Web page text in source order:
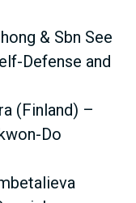
& Sbn See
Defense and
(Finland) –
Do